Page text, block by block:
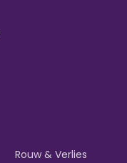
Rouw & Verlies